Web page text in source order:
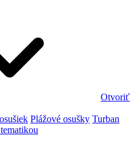
Otvoriť
Plážové osušky Turban